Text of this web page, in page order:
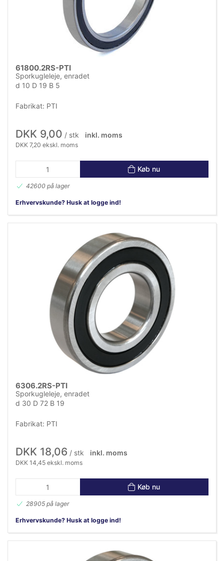
61800.2RS-PTI
Sporkugleleje, enradet
d 10 D 19 B 5
Fabrikat: PTI
DKK 9,00 / stk inkl. moms
DKK 7,20 ekskl. moms
Køb nu
42600 på lager
Erhvervskunde? Husk at logge ind!
6306.2RS-PTI
Sporkugleleje, enradet
d 30 D 72 B 19
Fabrikat: PTI
DKK 18,06 / stk inkl. moms
DKK 14,45 ekskl. moms
Køb nu
28905 på lager
Erhvervskunde? Husk at logge ind!